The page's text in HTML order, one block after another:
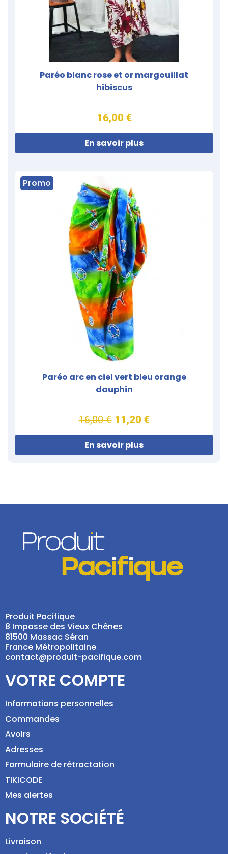
Paréo blanc rose et or margouillat
hibiscus
16,00 €
En savoir plus
Promo
Paréo arc en ciel vert bleu orange
dauphin
16,00 € 11,20 €
En savoir plus
Produit Pacifique
8 Impasse des Vieux Chênes
81500 Massac Séran
France Métropolitaine
contact@produit-pacifique.com
VOTRE COMPTE
Informations personnelles
Commandes
Avoirs
Adresses
Formulaire de rétractation
TIKICODE
Mes alertes
NOTRE SOCIÉTÉ
Livraison